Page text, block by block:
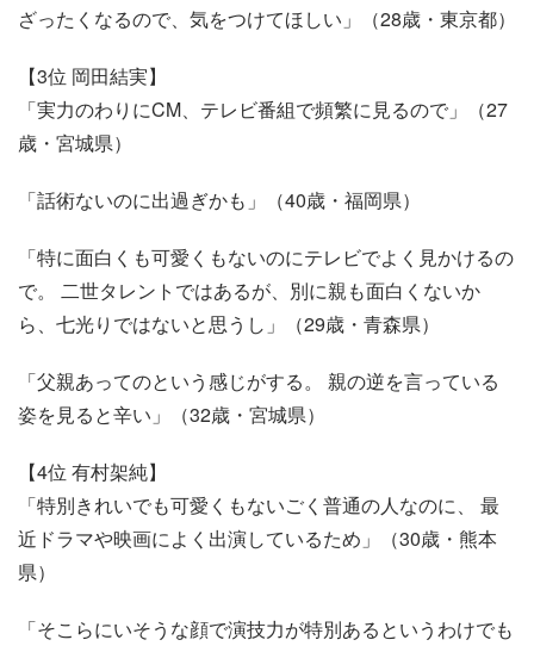
ざったくなるので、気をつけてほしい」（28歳・東京都）
【3位 岡田結実】
「実力のわりにCM、テレビ番組で頻繁に見るので」（27
歳・宮城県）
「話術ないのに出過ぎかも」（40歳・福岡県）
「特に面白くも可愛くもないのにテレビでよく見かけるの
で。 二世タレントではあるが、別に親も面白くないか
ら、七光りではないと思うし」（29歳・青森県）
「父親あってのという感じがする。 親の逆を言っている
姿を見ると辛い」（32歳・宮城県）
【4位 有村架純】
「特別きれいでも可愛くもないごく普通の人なのに、 最
近ドラマや映画によく出演しているため」（30歳・熊本
県）
「そこらにいそうな顔で演技力が特別あるというわけでも